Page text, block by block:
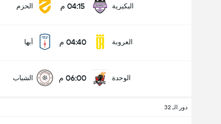
البكيرية 04:15 م الحزم
العروبة 04:40 م أبها
الوحدة 06:00 م الشباب
دور الـ 32